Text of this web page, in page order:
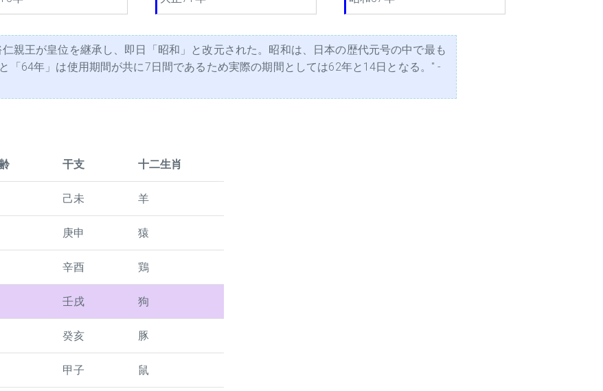
親王が皇位を継承し、即日「昭和」と改元された。昭和は、日本の歴代元号の中で最も
「64年」は使用期間が共に7日間であるため実際の期間としては62年と14日となる。" -
干支 十二生肖
己未 羊
庚申 猿
辛酉 鶏
壬戌 狗
癸亥 豚
甲子 鼠